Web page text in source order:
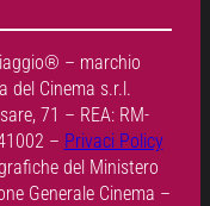
– marchio
del Cinema s.r.l.
71 – REA: RM-
– Privaci Policy
del Ministero
Generale Cinema –